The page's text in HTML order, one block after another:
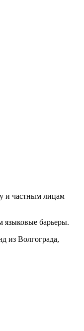
и частным лицам
языковые барьеры.
из Волгограда,